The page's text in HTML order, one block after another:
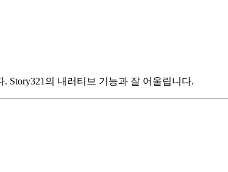
Story321의 내러티브 기능과 잘 어울립니다.